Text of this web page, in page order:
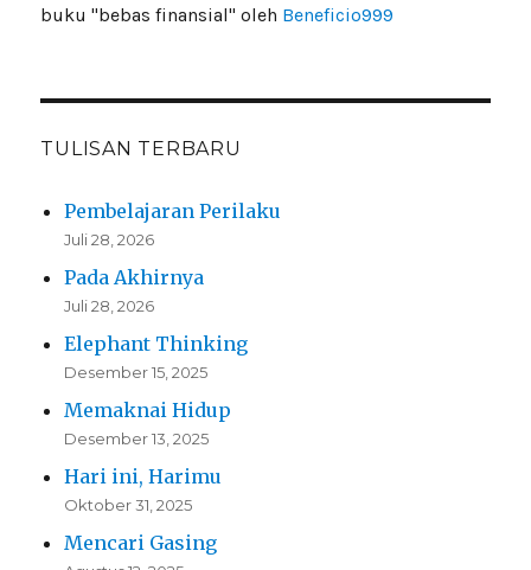
buku "bebas finansial" oleh Beneficio999
TULISAN TERBARU
Pembelajaran Perilaku
Juli 28, 2026
Pada Akhirnya
Juli 28, 2026
Elephant Thinking
Desember 15, 2025
Memaknai Hidup
Desember 13, 2025
Hari ini, Harimu
Oktober 31, 2025
Mencari Gasing